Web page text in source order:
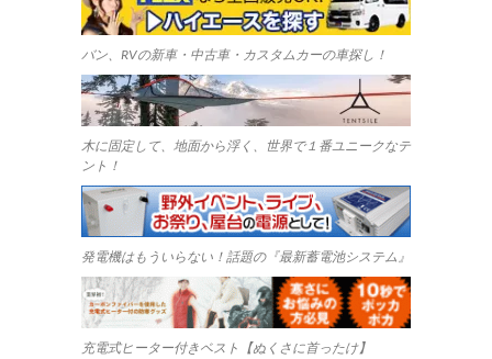
バン、RVの新車・中古車・カスタムカーの車探し！
木に固定して、地面から浮く、世界で１番ユニークなテ
ント！
発電機はもういらない！話題の『最新蓄電池システム』
充電式ヒーター付きベスト【ぬくさに首ったけ】